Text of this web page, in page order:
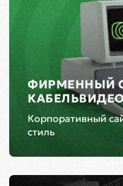
ФИРМЕННЫЙ
Корпоративный
стиль